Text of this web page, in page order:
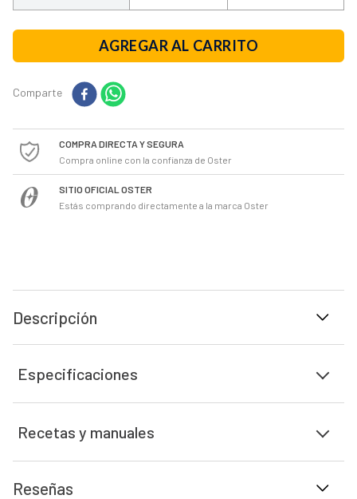
AGREGAR AL CARRITO
Comparte
COMPRA DIRECTA Y SEGURA
Compra online con la confianza de Oster
SITIO OFICIAL OSTER
Estás comprando directamente a la marca Oster
Descripción
Especificaciones
Recetas y manuales
Reseñas